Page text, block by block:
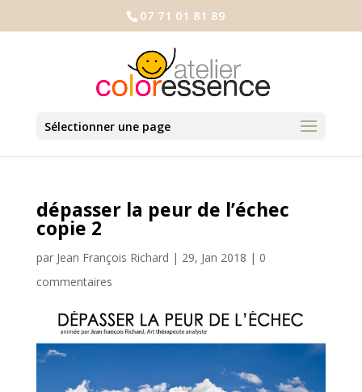
07 71 01 81 89
Sélectionner une page
dépasser la peur de l’échec
copie 2
par Jean François Richard | 29, Jan 2018 | 0
commentaires